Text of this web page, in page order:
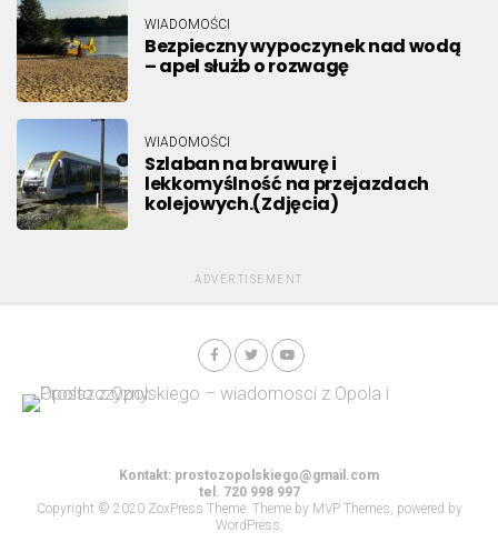
WIADOMOŚCI
Bezpieczny wypoczynek nad wodą
– apel służb o rozwagę
WIADOMOŚCI
Szlaban na brawurę i
lekkomyślność na przejazdach
kolejowych.(Zdjęcia)
ADVERTISEMENT
Kontakt: prostozopolskiego@gmail.com
tel. 720 998 997
Copyright © 2020 ZoxPress Theme. Theme by MVP Themes, powered by
WordPress.